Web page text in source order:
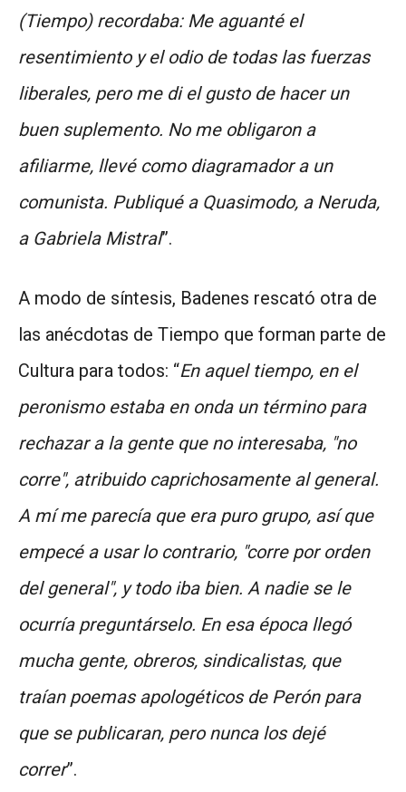
(Tiempo) recordaba: Me aguanté el
resentimiento y el odio de todas las fuerzas
liberales, pero me di el gusto de hacer un
buen suplemento. No me obligaron a
afiliarme, llevé como diagramador a un
comunista. Publiqué a Quasimodo, a Neruda,
a Gabriela Mistral”.
A modo de síntesis, Badenes rescató otra de
las anécdotas de Tiempo que forman parte de
Cultura para todos: “En aquel tiempo, en el
peronismo estaba en onda un término para
rechazar a la gente que no interesaba, "no
corre", atribuido caprichosamente al general.
A mí me parecía que era puro grupo, así que
empecé a usar lo contrario, "corre por orden
del general", y todo iba bien. A nadie se le
ocurría preguntárselo. En esa época llegó
mucha gente, obreros, sindicalistas, que
traían poemas apologéticos de Perón para
que se publicaran, pero nunca los dejé
correr”.